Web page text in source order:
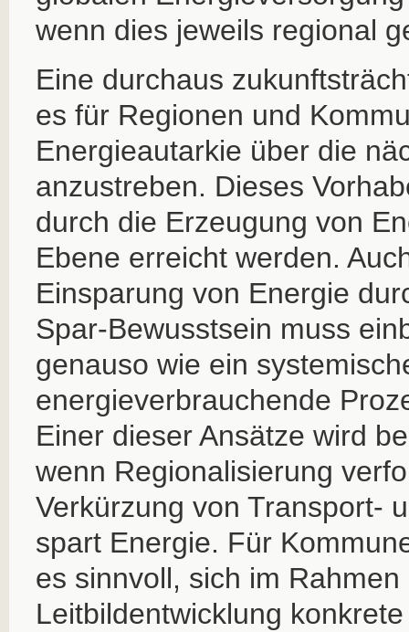
wenn dies jeweils regional
Eine durchaus
es für Regionen und
Energieautarkie über die
anzustreben. Dieses
durch die Erzeugung von
Ebene erreicht werden.
Einsparung von Energie
Spar-Bewusstsein muss
genauso wie ein
energieverbrauchende
Einer dieser Ansätze wird
wenn Regionalisierung
Verkürzung von Transport-
spart Energie. Für
es sinnvoll, sich im Rahmen
Leitbildentwicklung